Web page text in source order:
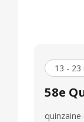
13 - 23
58e
quinzaine-